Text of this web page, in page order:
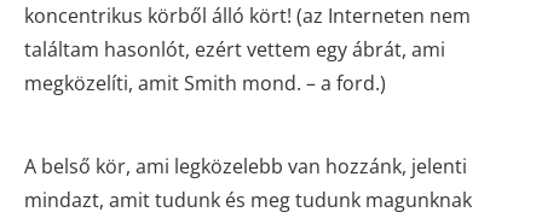
koncentrikus körből álló kört! (az Interneten nem
találtam hasonlót, ezért vettem egy ábrát, ami
megközelíti, amit Smith mond. – a ford.)
A belső kör, ami legközelebb van hozzánk, jelenti
mindazt, amit tudunk és meg tudunk magunknak